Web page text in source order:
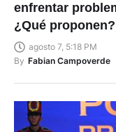
¿Qué proponen?
agosto 7, 5:18 PM
By Fabian Campoverde